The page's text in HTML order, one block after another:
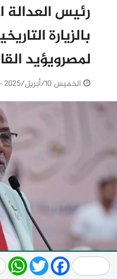
رئيس العدالة
بالزيارة
لمصرويؤيد
الخميس 10/أبريل/2025 - 01:01 م
WhatsApp
TwitterFacebook